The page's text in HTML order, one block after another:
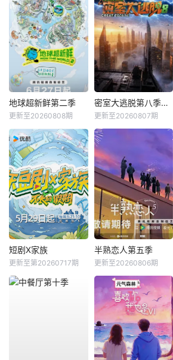
地球超新鲜第二季
更新至20260808期
密室大逃脱第八季大神版
更新至20260807期
短剧X家族
更新至第20260717期
半熟恋人第五季
更新至20260806期